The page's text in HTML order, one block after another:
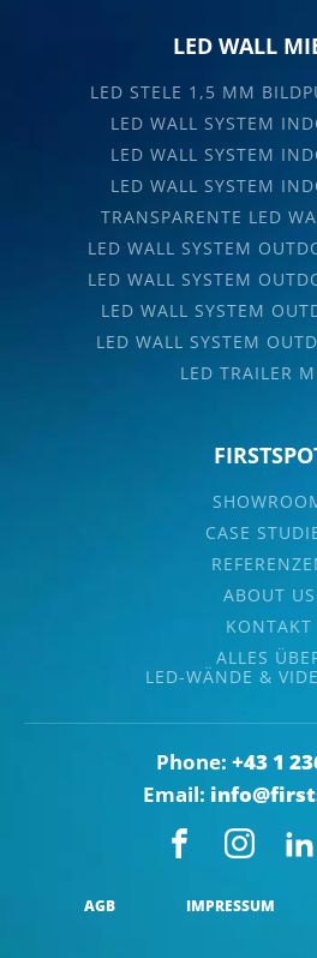
LED WALL
LED STELE 1,5 MM
LED WALL SYSTEM
LED WALL SYSTEM
LED WALL SYSTEM
TRANSPARENTE LED
LED WALL SYSTEM
LED WALL SYSTEM
LED WALL SYSTEM
LED WALL SYSTEM
LED TRAILER
CASE
ABOUT US
KONTAKT
ALLES
LED-WÄNDE &
+43 1
AGB IMPRESSUM